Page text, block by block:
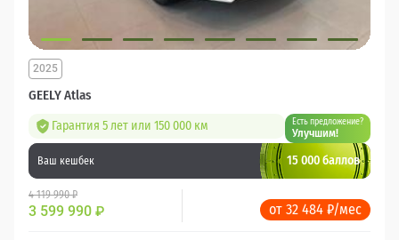
GEELY Atlas
2025
Гарантия 5 лет или 150 000 км Есть предложение?
Улучшим!
Ваш кешбек 15 000 баллов
4 119 990 ₽
3 599 990 ₽ от 32 484 ₽/мес